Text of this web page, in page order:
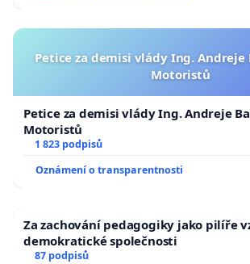
Petice za demisi vlády Ing. Andreje
Motoristů
Petice za demisi vlády Ing. Andreje
Motoristů
1 823 podpisů
Oznámení o transparentnosti
Za zachování pedagogiky jako pilíře
demokratické společnosti
87 podpisů